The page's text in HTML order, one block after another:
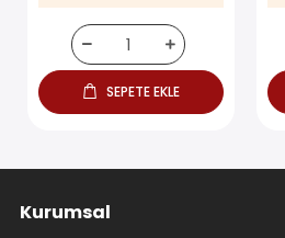
SEPETE EKLE
Kurumsal